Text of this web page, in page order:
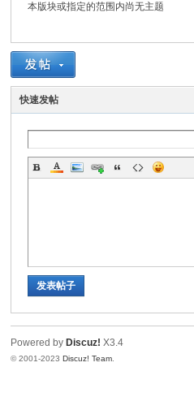
群
本版块或指定的范围内尚无主题
快速发帖
发表帖子
Powered by Discuz! X3.4
© 2001-2023Discuz! Team